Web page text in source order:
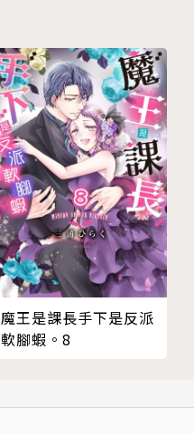
魔王是課長手下是反派
軟腳蝦。8